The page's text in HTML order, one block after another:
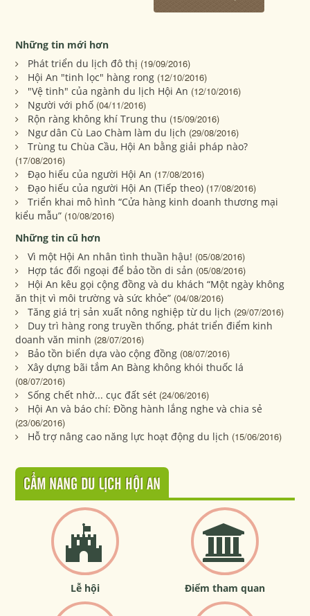
Những tin mới hơn
Phát triển du lịch đô thị (19/09/2016)
Hội An "tinh lọc" hàng rong (12/10/2016)
"Vệ tinh" của ngành du lịch Hội An (12/10/2016)
Người với phố (04/11/2016)
Rộn ràng không khí Trung thu (15/09/2016)
Ngư dân Cù Lao Chàm làm du lịch (29/08/2016)
Trùng tu Chùa Cầu, Hội An bằng giải pháp nào?
(17/08/2016)
Đạo hiếu của người Hội An (17/08/2016)
Đạo hiếu của người Hội An (Tiếp theo) (17/08/2016)
Triển khai mô hình “Cửa hàng kinh doanh thương mại
kiểu mẫu” (10/08/2016)
Những tin cũ hơn
Vì một Hội An nhân tình thuần hậu! (05/08/2016)
Hợp tác đối ngoại để bảo tồn di sản (05/08/2016)
Hội An kêu gọi cộng đồng và du khách “Một ngày không
ăn thịt vì môi trường và sức khỏe” (04/08/2016)
Tăng giá trị sản xuất nông nghiệp từ du lịch (29/07/2016)
Duy trì hàng rong truyền thống, phát triển điểm kinh
doanh văn minh (28/07/2016)
Bảo tồn biển dựa vào cộng đồng (08/07/2016)
Xây dựng bãi tắm An Bàng không khói thuốc lá
(08/07/2016)
Sống chết nhờ... cục đất sét (24/06/2016)
Hội An và báo chí: Đồng hành lắng nghe và chia sẻ
(23/06/2016)
Hỗ trợ nâng cao năng lực hoạt động du lịch (15/06/2016)
CẨM NANG DU LỊCH HỘI AN
Lễ hội Điểm tham quan